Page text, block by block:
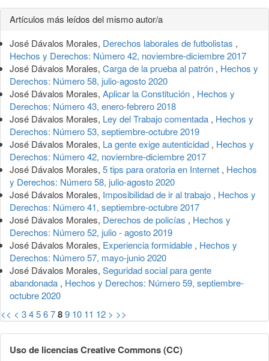
Detalles
del
artículo
Artículos más leídos del mismo autor/a
José Dávalos Morales, Derechos laborales de futbolistas ,
Hechos y Derechos: Número 42, noviembre-diciembre 2017
José Dávalos Morales, Carga de la prueba al patrón , Hechos y
Derechos: Número 58, julio-agosto 2020
José Dávalos Morales, Aplicar la Constitución , Hechos y
Derechos: Número 43, enero-febrero 2018
José Dávalos Morales, Ley del Trabajo comentada , Hechos y
Derechos: Número 53, septiembre-octubre 2019
José Dávalos Morales, La gente exige autenticidad , Hechos y
Derechos: Número 42, noviembre-diciembre 2017
José Dávalos Morales, 5 tips para oratoria en Internet , Hechos
y Derechos: Número 58, julio-agosto 2020
José Dávalos Morales, Imposibilidad de ir al trabajo , Hechos y
Derechos: Número 41, septiembre-octubre 2017
José Dávalos Morales, Derechos de policías , Hechos y
Derechos: Número 52, julio - agosto 2019
José Dávalos Morales, Experiencia formidable , Hechos y
Derechos: Número 57, mayo-junio 2020
José Dávalos Morales, Seguridad social para gente
abandonada , Hechos y Derechos: Número 59, septiembre-
octubre 2020
<< < 3456789 10 11 12 > >>
Uso de licencias Creative Commons (CC)